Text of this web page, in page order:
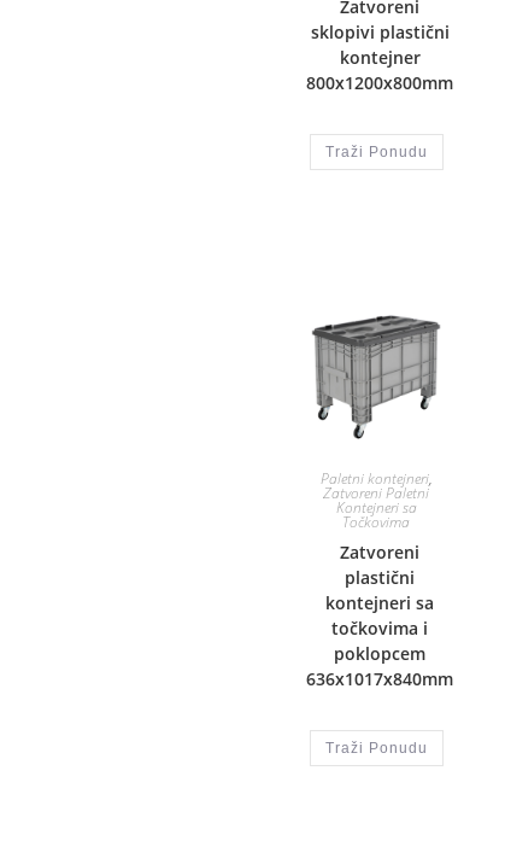
Zatvoreni
sklopivi plastični
kontejner
800x1200x800mm
Traži Ponudu
Paletni kontejneri,
Zatvoreni Paletni
Kontejneri sa
Točkovima
Zatvoreni
plastični
kontejneri sa
točkovima i
poklopcem
636x1017x840mm
Traži Ponudu